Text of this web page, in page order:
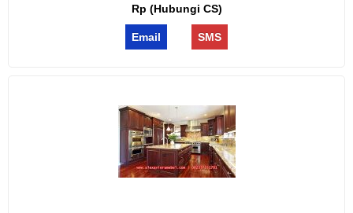
Rp (Hubungi CS)
Email SMS